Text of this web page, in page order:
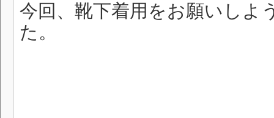
今回、靴下着用をお願いしよ
た。